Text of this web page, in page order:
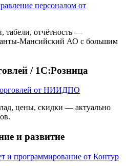
персоналом от
табели, отчётность —
Мансийский АО с большим
/ 1С:Розница
от НИИДПО
цены, скидки — актуально
и развитие
и программирование от Контур